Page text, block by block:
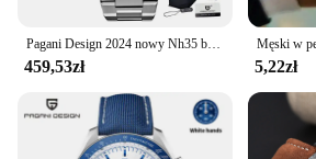
Pagani Design 2024 nowy Nh35 biznesowy męski automatyczny zegarek mechaniczny luksusowy szafirowy wodoodporny ze stali nierdzewnej 20 Bar Night Li
459,53zł 5,22zł